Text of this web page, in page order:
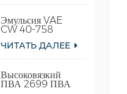
Эмульсия VAE
CW 40-758
ЧИТАТЬ ДАЛЕЕ
Высоковязкий
ПВА 2699 ПВА